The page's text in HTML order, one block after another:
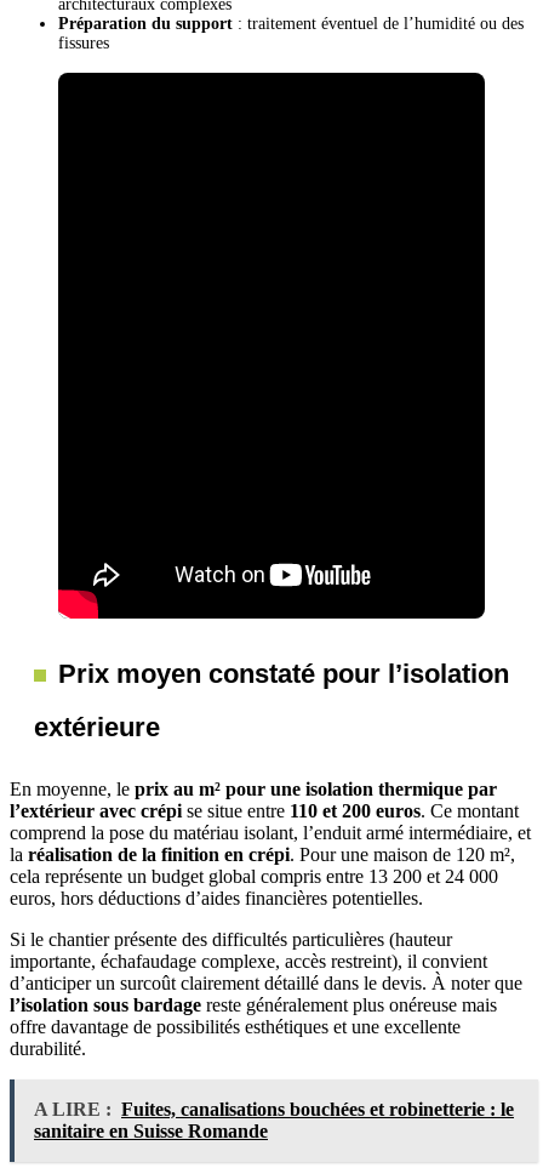
architecturaux complexes
Préparation du support : traitement éventuel de l’humidité ou des
fissures
Prix moyen constaté pour l’isolation
extérieure
En moyenne, le prix au m² pour une isolation thermique par
l’extérieur avec crépi se situe entre 110 et 200 euros. Ce montant
comprend la pose du matériau isolant, l’enduit armé intermédiaire, et
la réalisation de la finition en crépi. Pour une maison de 120 m²,
cela représente un budget global compris entre 13 200 et 24 000
euros, hors déductions d’aides financières potentielles.
Si le chantier présente des difficultés particulières (hauteur
importante, échafaudage complexe, accès restreint), il convient
d’anticiper un surcoût clairement détaillé dans le devis. À noter que
l’isolation sous bardage reste généralement plus onéreuse mais
offre davantage de possibilités esthétiques et une excellente
durabilité.
A LIRE : Fuites, canalisations bouchées et robinetterie : le
sanitaire en Suisse Romande